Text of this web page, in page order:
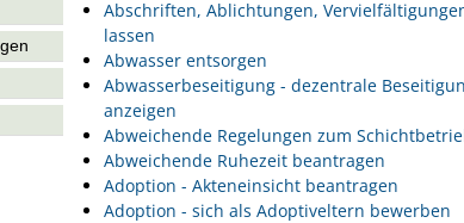
Abschriften, Ablichtungen,
lassen
Abwasser entsorgen
Abwasserbeseitigung - dezentrale
anzeigen
Abweichende Regelungen zum
Abweichende Ruhezeit beantragen
Adoption - Akteneinsicht beantragen
Adoption - sich als Adoptiveltern bewerben